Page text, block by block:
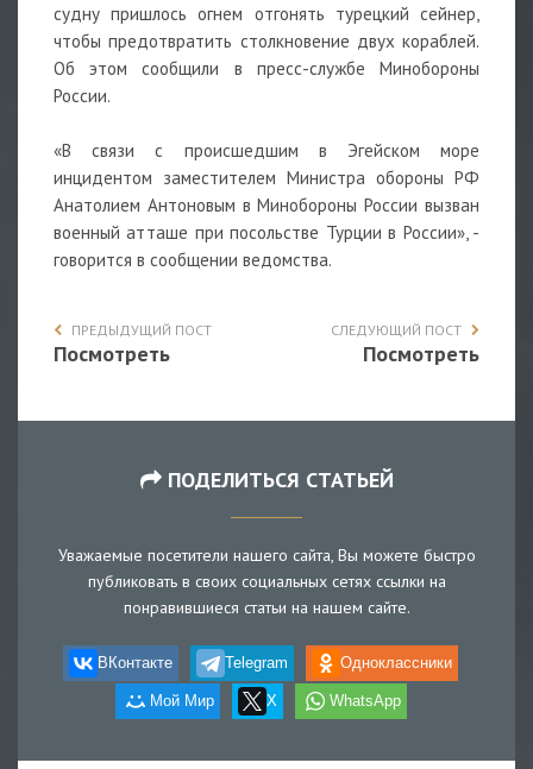
судну пришлось огнем отгонять турецкий сейнер,
чтобы предотвратить столкновение двух кораблей.
Об этом сообщили в пресс-службе Минобороны
России.
«В связи с происшедшим в Эгейском море
инцидентом заместителем Министра обороны РФ
Анатолием Антоновым в Минобороны России вызван
военный атташе при посольстве Турции в России», -
говорится в сообщении ведомства.
ПРЕДЫДУЩИЙ ПОСТ
Посмотреть
СЛЕДУЮЩИЙ ПОСТ
Посмотреть
ПОДЕЛИТЬСЯ СТАТЬЕЙ
Уважаемые посетители нашего сайта, Вы можете быстро
публиковать в своих социальных сетях ссылки на
понравившиеся статьи на нашем сайте.
ВКонтакте Telegram Одноклассники
Мой Мир X WhatsApp